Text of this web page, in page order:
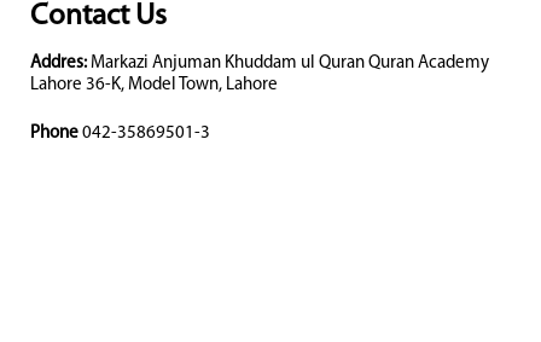
Contact Us
Addres: Markazi Anjuman Khuddam ul Quran Quran Academy
Lahore 36-K, Model Town, Lahore
Phone 042-35869501-3